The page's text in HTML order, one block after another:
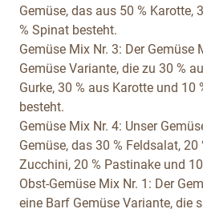
Gemüse, das aus 50 % Karotte,
% Spinat besteht.
Gemüse Mix Nr. 3: Der Gemüse
Gemüse Variante, die zu 30 %
Gurke, 30 % aus Karotte und 10
besteht.
Gemüse Mix Nr. 4: Unser
Gemüse, das 30 % Feldsalat, 20
Zucchini, 20 % Pastinake und
Obst-Gemüse Mix Nr. 1: Der
eine Barf Gemüse Variante, die